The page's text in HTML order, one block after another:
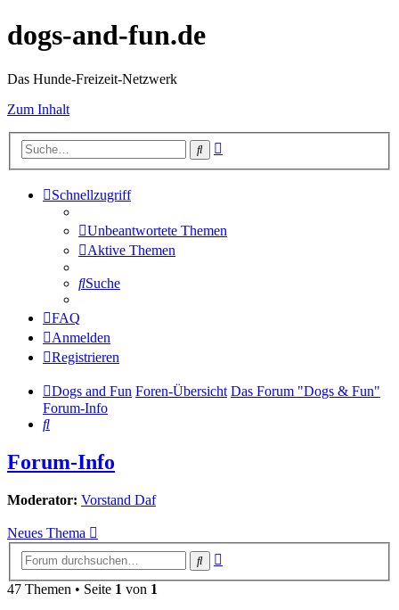
dogs-and-fun.de
Das Hunde-Freizeit-Netzwerk
Zum Inhalt
Suche
Schnellzugriff
Unbeantwortete Themen
Aktive Themen
Suche
FAQ
Anmelden
Registrieren
Dogs and Fun Foren-Übersicht Das Forum "Dogs & Fun"
Forum-Info
Suche
Forum-Info
Moderator: Vorstand Daf
Neues Thema
Suche
47 Themen • Seite 1 von 1